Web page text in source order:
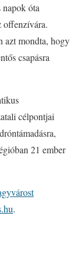
napok óta
offenzívára.
azt mondta, hogy
csapásra
célpontjai
21 ember
.